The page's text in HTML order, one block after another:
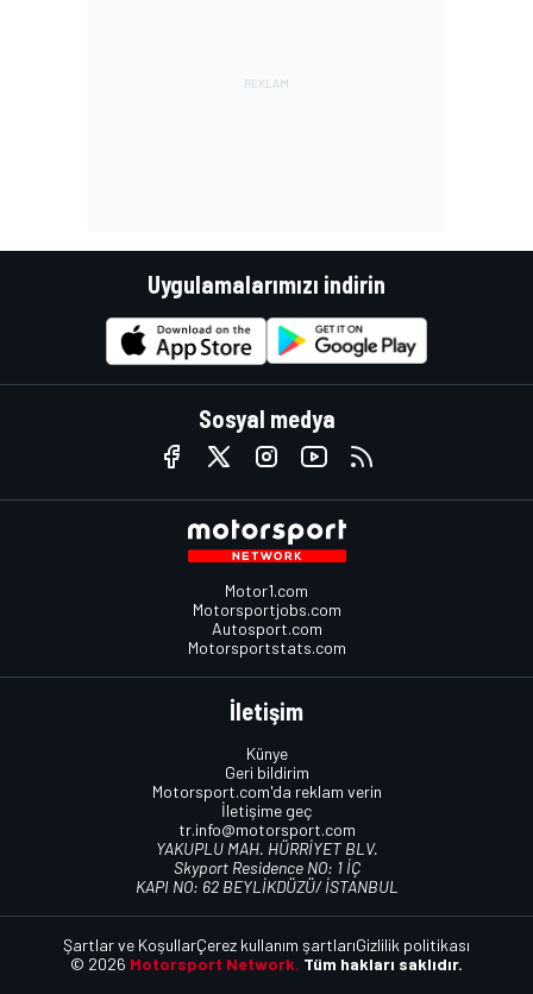
Uygulamalarımızı indirin
Sosyal medya
Motor1.com
Motorsportjobs.com
Autosport.com
Motorsportstats.com
İletişim
Künye
Geri bildirim
Motorsport.com'da reklam verin
İletişime geç
tr.info@motorsport.com
YAKUPLU MAH. HÜRRİYET BLV.
Skyport Residence NO: 1 İÇ
KAPI NO: 62 BEYLİKDÜZÜ/ İSTANBUL
© 2026 Motorsport Network. Tüm hakları saklıdır.
Şartlar ve KoşullarÇerez kullanım şartlarıGizlilik politikası